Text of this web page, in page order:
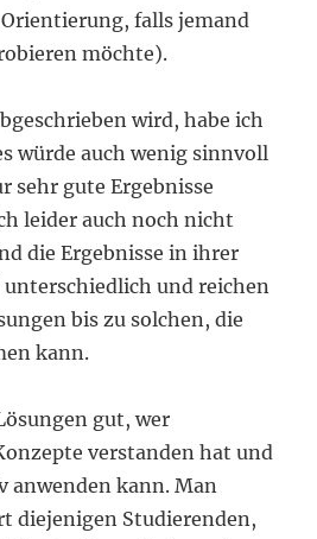
falls jemand
möchte).
wird, habe ich
würde auch wenig sinnvoll
sehr gute Ergebnisse
leider auch noch nicht
die Ergebnisse in ihrer
und reichen
bis zu solchen, die
kann.
gut, wer
verstanden hat und
anwenden kann. Man
diejenigen Studierenden,